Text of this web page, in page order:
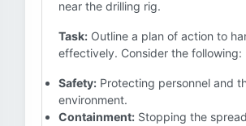
near the drilling rig.
Task: Outline a plan of action to
effectively. Consider the following:
Safety: Protecting personnel and
environment.
Containment: Stopping the